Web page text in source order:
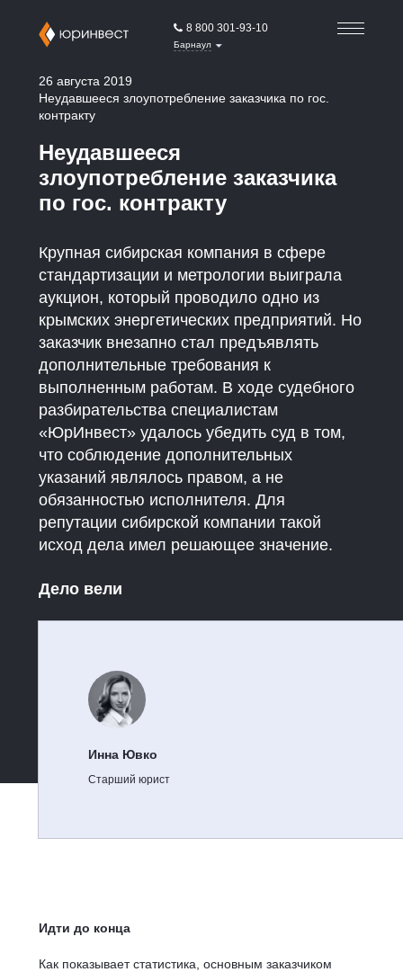
8 800 301-93-10
Барнаул
26 августа 2019
Неудавшееся злоупотребление заказчика по гос.
контракту
Неудавшееся
злоупотребление заказчика
по гос. контракту
Крупная сибирская компания в сфере
стандартизации и метрологии выиграла
аукцион, который проводило одно из
крымских энергетических предприятий. Но
заказчик внезапно стал предъявлять
дополнительные требования к
выполненным работам. В ходе судебного
разбирательства специалистам
«ЮрИнвест» удалось убедить суд в том,
что соблюдение дополнительных
указаний являлось правом, а не
обязанностью исполнителя. Для
репутации сибирской компании такой
исход дела имел решающее значение.
Дело вели
Инна Ювко
Старший юрист
Идти до конца
Как показывает статистика, основным заказчиком